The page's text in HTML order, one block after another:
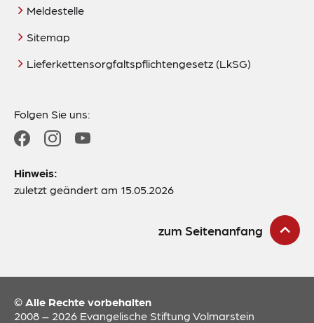
Meldestelle
Sitemap
Lieferkettensorgfaltspflichtengesetz (LkSG)
Folgen Sie uns:
Hinweis:
zuletzt geändert am 15.05.2026
zum Seitenanfang
© Alle Rechte vorbehalten
2008 – 2026 Evangelische Stiftung Volmarstein